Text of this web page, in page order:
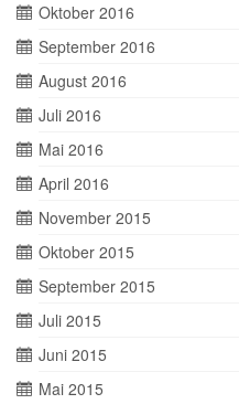
Oktober 2016
September 2016
August 2016
Juli 2016
Mai 2016
April 2016
November 2015
Oktober 2015
September 2015
Juli 2015
Juni 2015
Mai 2015